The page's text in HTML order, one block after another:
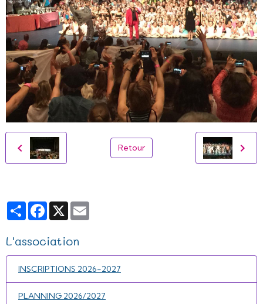
Retour
PartagerFacebook
X
L'association
INSCRIPTIONS 2026-2027
PLANNING 2026/2027